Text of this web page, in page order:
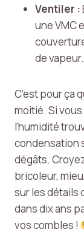
Ventiler :
une VMC
de vapeur.
C’est pour ça
moitié. Si
l’humidité
condensation
dégâts.
bricoleur,
sur les détails
dans dix ans
vos combles !